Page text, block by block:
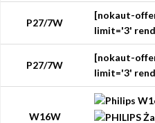
P27/7W
[nokaut-
limit='3'
P27/7W
[nokaut-
limit='3'
W16W